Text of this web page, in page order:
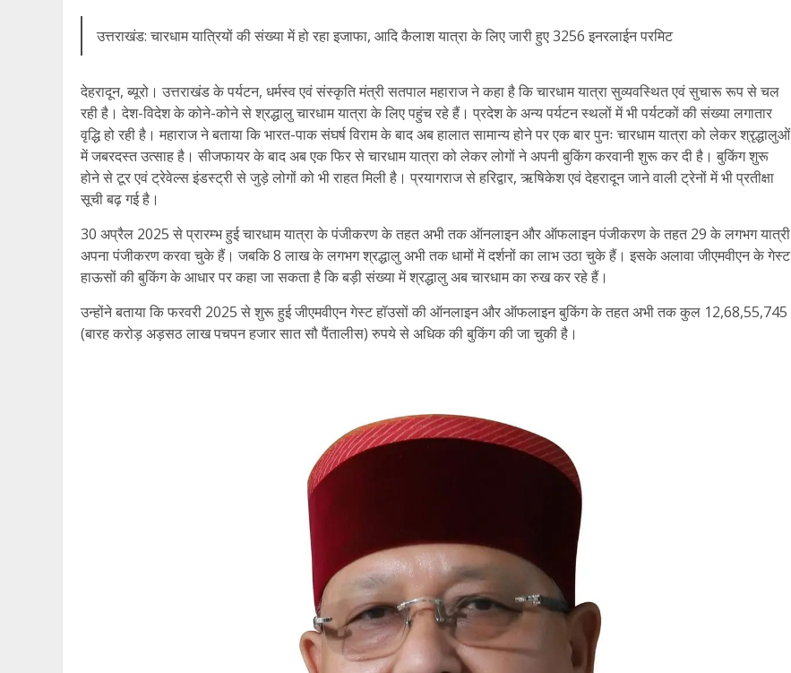
उत्तराखंड: चारधाम यात्रियों की संख्या में हो रहा इजाफा, आदि कैलाश यात्रा के लिए जारी हुए 3256 इनरलाईन परमिट
देहरादून, ब्यूरो। उत्तराखंड के पर्यटन, धर्मस्व एवं संस्कृति मंत्री सतपाल महाराज ने कहा है कि चारधाम यात्रा सुव्यवस्थित एवं सुचारू रूप से चल
रही है। देश-विदेश के कोने-कोने से श्रद्धालु चारधाम यात्रा के लिए पहुंच रहे हैं। प्रदेश के अन्य पर्यटन स्थलों में भी पर्यटकों की संख्या लगातार
वृद्धि हो रही है। महाराज ने बताया कि भारत-पाक संघर्ष विराम के बाद अब हालात सामान्य होने पर एक बार पुनः चारधाम यात्रा को लेकर श्रृद्धालुओं
में जबरदस्त उत्साह है। सीजफायर के बाद अब एक फिर से चारधाम यात्रा को लेकर लोगों ने अपनी बुकिंग करवानी शुरू कर दी है। बुकिंग शुरू
होने से टूर एवं ट्रेवेल्स इंडस्ट्री से जुड़े लोगों को भी राहत मिली है। प्रयागराज से हरिद्वार, ऋषिकेश एवं देहरादून जाने वाली ट्रेनों में भी प्रतीक्षा
सूची बढ़ गई है।
30 अप्रैल 2025 से प्रारम्भ हुई चारधाम यात्रा के पंजीकरण के तहत अभी तक ऑनलाइन और ऑफलाइन पंजीकरण के तहत 29 के लगभग यात्री
अपना पंजीकरण करवा चुके हैं। जबकि 8 लाख के लगभग श्रद्धालु अभी तक धामों में दर्शनों का लाभ उठा चुके हैं। इसके अलावा जीएमवीएन के गेस्ट
हाऊसों की बुकिंग के आधार पर कहा जा सकता है कि बड़ी संख्या में श्रद्धालु अब चारधाम का रुख कर रहे हैं।
उन्होंने बताया कि फरवरी 2025 से शुरू हुई जीएमवीएन गेस्ट हॉउसों की ऑनलाइन और ऑफलाइन बुकिंग के तहत अभी तक कुल 12,68,55,745
(बारह करोड़ अड़सठ लाख पचपन हजार सात सौ पैंतालीस) रुपये से अधिक की बुकिंग की जा चुकी है।